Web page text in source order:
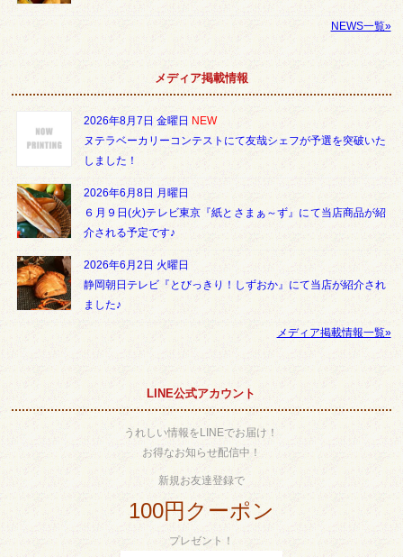
NEWS一覧»
メディア掲載情報
2026年8月7日 金曜日 NEW
ヌテラベーカリーコンテストにて友哉シェフが予選を突破いた
しました！
2026年6月8日 月曜日
６月９日(火)テレビ東京『紙とさまぁ～ず』にて当店商品が紹
介される予定です♪
2026年6月2日 火曜日
静岡朝日テレビ『とびっきり！しずおか』にて当店が紹介され
ました♪
メディア掲載情報一覧»
LINE公式アカウント
うれしい情報をLINEでお届け！
お得なお知らせ配信中！
新規お友達登録で
100円クーポン
プレゼント！